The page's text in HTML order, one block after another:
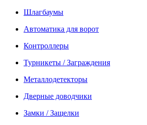
Шлагбаумы
Автоматика для ворот
Контроллеры
Турникеты / Заграждения
Металлодетекторы
Дверные доводчики
Замки / Защелки